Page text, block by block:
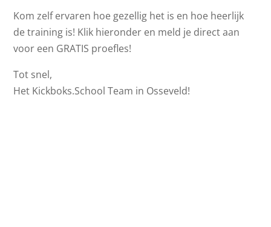
Kom zelf ervaren hoe gezellig het is en hoe heerlijk
de training is! Klik hieronder en meld je direct aan
voor een GRATIS proefles!
Tot snel,
Het Kickboks.School Team in Osseveld!